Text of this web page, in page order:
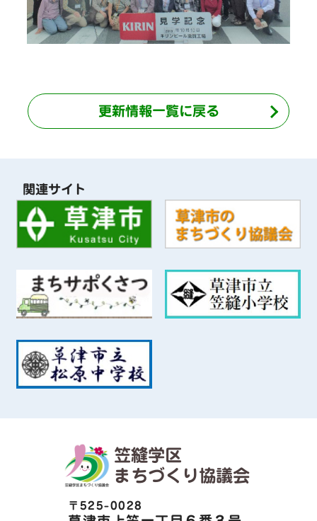
更新情報一覧に戻る
関連サイト
笠縫学区
まちづくり協議会
〒525-0028